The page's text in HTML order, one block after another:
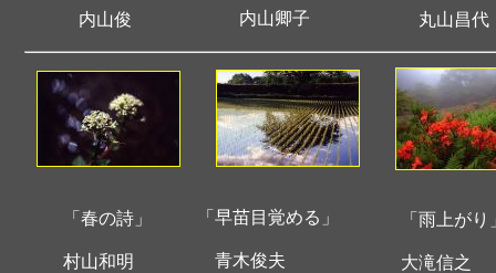
内山俊 内山卿子 丸山昌代
「春の詩」
村山和明
「早苗目覚める」
青木俊夫
「雨上がり
大滝信之